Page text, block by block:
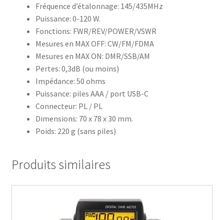
Fréquence d’étalonnage: 145/435MHz
Puissance: 0-120 W.
Fonctions: FWR/REV/POWER/VSWR
Mesures en MAX OFF: CW/FM/FDMA
Mesures en MAX ON: DMR/SSB/AM
Pertes: 0,3dB (ou moins)
Impédance: 50 ohms
Puissance: piles AAA / port USB-C
Connecteur: PL / PL
Dimensions: 70 x 78 x 30 mm.
Poids: 220 g (sans piles)
Produits similaires